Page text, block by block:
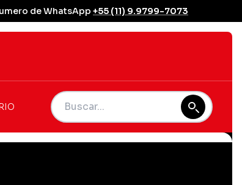
de WhatsApp +55 (11) 9.9799-7073